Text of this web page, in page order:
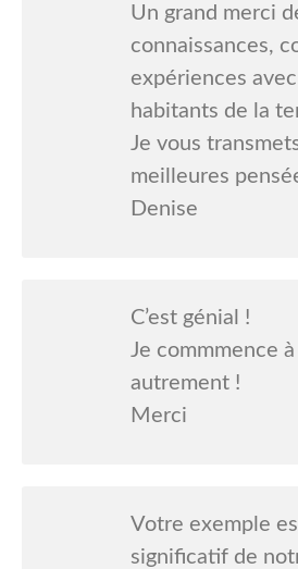
Un grand merci
connaissances,
expériences
habitants de la
Je vous
meilleures
Denise
C’est génial !
Je commmence
autrement !
Merci
Votre exemple
significatif de